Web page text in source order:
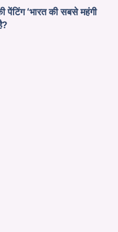
पेंटिंग ‘भारत की सबसे महंगी